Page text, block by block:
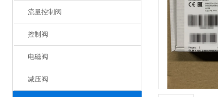
流量控制阀
控制阀
电磁阀
减压阀